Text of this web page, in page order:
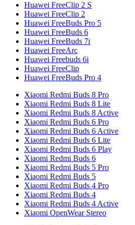
Huawei FreeClip 2 S
Huawei FreeClip 2
Huawei FreeBuds Pro 5
Huawei FreeBuds 6
Huawei FreeBuds 7i
Huawei FreeArc
Huawei Freebuds 6i
Huawei FreeClip
Huawei FreeBuds Pro 4
Xiaomi Redmi Buds 8 Pro
Xiaomi Redmi Buds 8 Lite
Xiaomi Redmi Buds 8 Active
Xiaomi Redmi Buds 6 Pro
Xiaomi Redmi Buds 6 Active
Xiaomi Redmi Buds 6 Lite
Xiaomi Redmi Buds 6 Play
Xiaomi Redmi Buds 6
Xiaomi Redmi Buds 5 Pro
Xiaomi Redmi Buds 5
Xiaomi Redmi Buds 4 Pro
Xiaomi Redmi Buds 4
Xiaomi Redmi Buds 4 Active
Xiaomi OpenWear Stereo